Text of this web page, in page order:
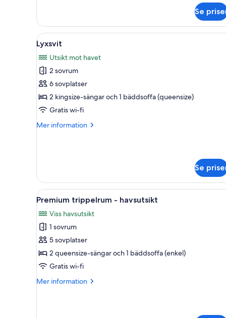
enkelrum
1
queensize-
säng
utsikt
mot
trädgården
Se
Öppna
alla
foton
för
Lyxsvit
Ett rymligt sovrum med en
10
Lyxsvit
Utsikt mot havet
2 sovrum
6 sovplatser
2 kingsize-sängar och 1 bäddsoffa (queensize)
Gratis wi-fi
Mer information
Mer
Se
Öppna
alla
foton
för
Premium
trippelrum
-
Premium trippelrum -
9
Premium trippelrum - havsutsikt
Viss havsutsikt
1 sovrum
5 sovplatser
2 queensize-sängar och 1 bäddsoffa (enkel)
Gratis wi-fi
Mer information
Mer